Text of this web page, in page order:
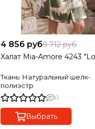
4 856 руб9 712 руб
Халат Mia-Amore 4243
Ткань: Натуральный шелк-
полиэстр
0
Выбрать